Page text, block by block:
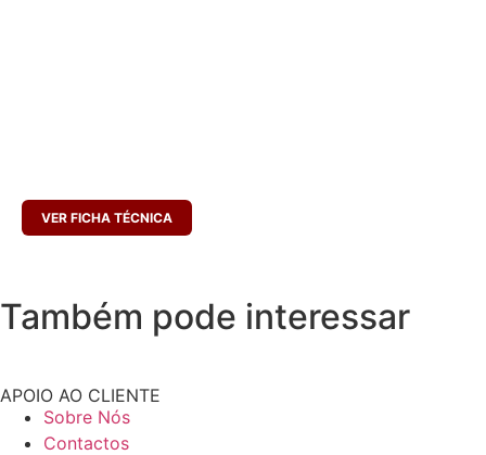
VER FICHA TÉCNICA
Também pode interessar
APOIO AO CLIENTE
Sobre Nós
Contactos